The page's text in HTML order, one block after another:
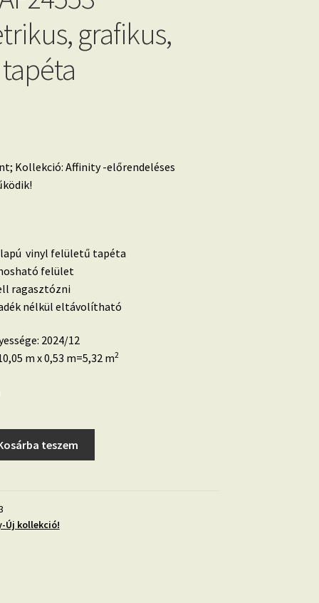
grafikus,
Kollekció: Affinity -előrendeléses
vinyl felületű tapéta
felület
ragasztózni
nélkül eltávolítható
2024/12
m x 0,53 m=5,32 m2
teszem
Új kollekció!